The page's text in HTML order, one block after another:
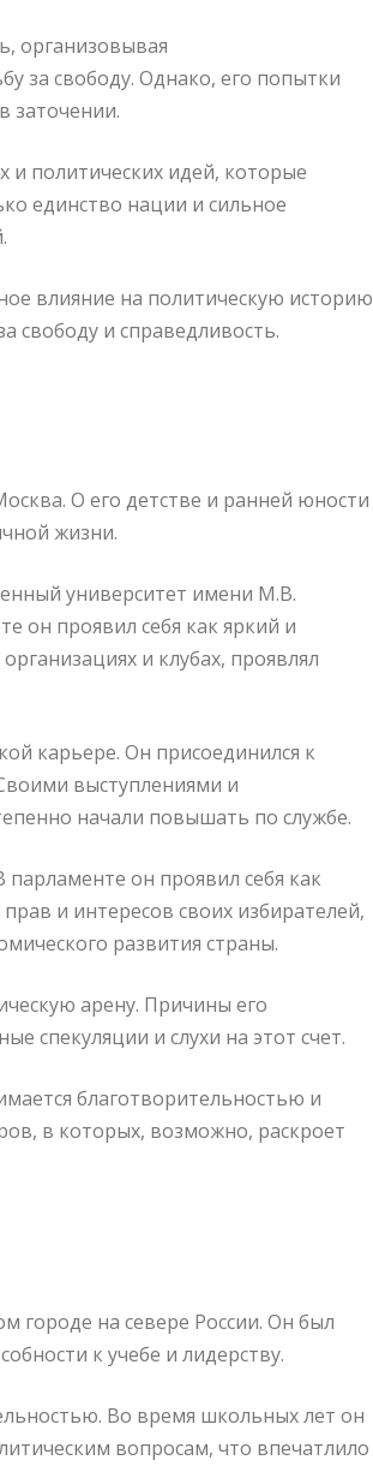
организовывая
за свободу. Однако, его попытки
заточении.
и политических идей, которые
единство нации и сильное
влияние на политическую историю
свободу и справедливость.
О его детстве и ранней юности
жизни.
университет имени М.В.
он проявил себя как яркий и
и клубах, проявлял
карьере. Он присоединился к
выступлениями и
начали повышать по службе.
он проявил себя как
и интересов своих избирателей,
развития страны.
арену. Причины его
спекуляции и слухи на этот счет.
благотворительностью и
в которых, возможно, раскроет
городе на севере России. Он был
к учебе и лидерству.
Во время школьных лет он
вопросам, что впечатлило